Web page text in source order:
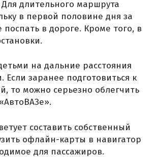
длительного маршрута
в первой половине дня за
в дороге. Кроме того, в
на дальние расстояния
заранее подготовиться к
то можно серьезно облегчить
составить собственный
офлайн-карты в навигатор
для пассажиров.